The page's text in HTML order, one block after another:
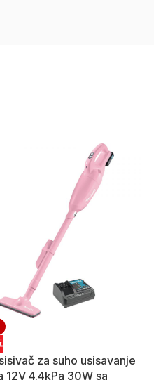
za suho usisavanje
12V 4.4kPa 30W sa